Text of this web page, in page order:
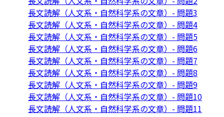
長文読解（人文系・自然科学系の文章）- 問題3
長文読解（人文系・自然科学系の文章）- 問題4
長文読解（人文系・自然科学系の文章）- 問題5
長文読解（人文系・自然科学系の文章）- 問題6
長文読解（人文系・自然科学系の文章）- 問題7
長文読解（人文系・自然科学系の文章）- 問題8
長文読解（人文系・自然科学系の文章）- 問題9
長文読解（人文系・自然科学系の文章）- 問題10
長文読解（人文系・自然科学系の文章）- 問題11